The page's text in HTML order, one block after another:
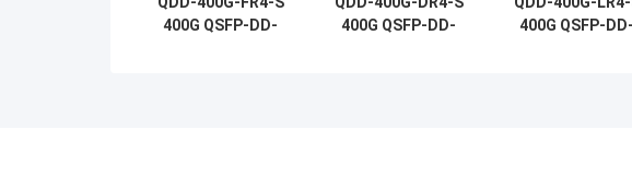
400G QSFP-DD-
400G QSFP-DD-
400G QSFP-DD-